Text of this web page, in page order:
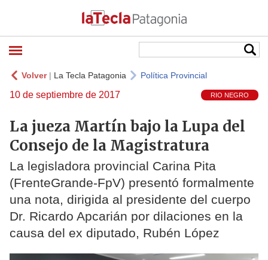
Volver| La Tecla Patagonia Política Provincial
10 de septiembre de 2017 RIO NEGRO
La jueza Martín bajo la Lupa del
Consejo de la Magistratura
La legisladora provincial Carina Pita
(FrenteGrande-FpV) presentó formalmente
una nota, dirigida al presidente del cuerpo
Dr. Ricardo Apcarián por dilaciones en la
causa del ex diputado, Rubén López